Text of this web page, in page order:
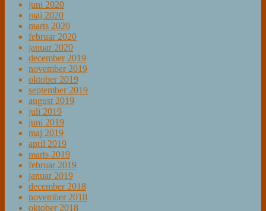
juni 2020
maj 2020
marts 2020
februar 2020
januar 2020
december 2019
november 2019
oktober 2019
september 2019
august 2019
juli 2019
juni 2019
maj 2019
april 2019
marts 2019
februar 2019
januar 2019
december 2018
november 2018
oktober 2018